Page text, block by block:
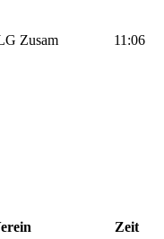
Zusam 11:06
Zeit